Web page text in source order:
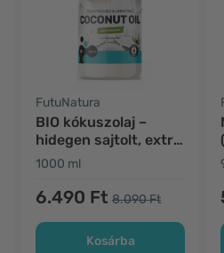
FutuNatura
BIO kókuszolaj –
hidegen sajtolt, extra
szűz
1000 ml
6.490 Ft 8.090 Ft
Kosárba